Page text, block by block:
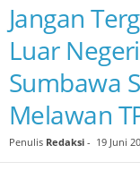
Jangan
Luar
Sumbawa
Melawan
Penulis Redaksi - 19 Juni